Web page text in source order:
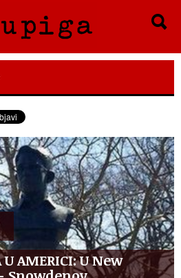
U AMERICI: U New